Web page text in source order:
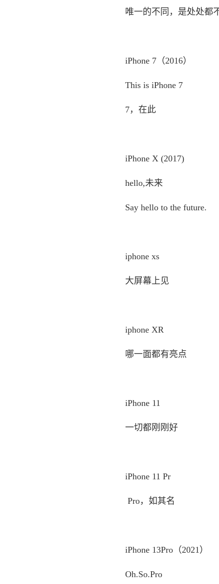
唯一的不同，是处处都
iPhone 7（2016）
This is iPhone 7
7，在此
iPhone X (2017)
hello,未来
Say hello to the future.
iphone xs
大屏幕上见
iphone XR
哪一面都有亮点
iPhone 11
一切都刚刚好
iPhone 11 Pr
Pro，如其名
iPhone 13Pro（2021）
Oh.So.Pro